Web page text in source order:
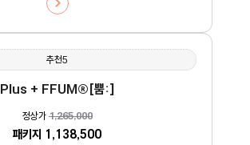
추천5
Plus + FFUM®[뿜:]
정상가 1,265,000
패키지 1,138,500